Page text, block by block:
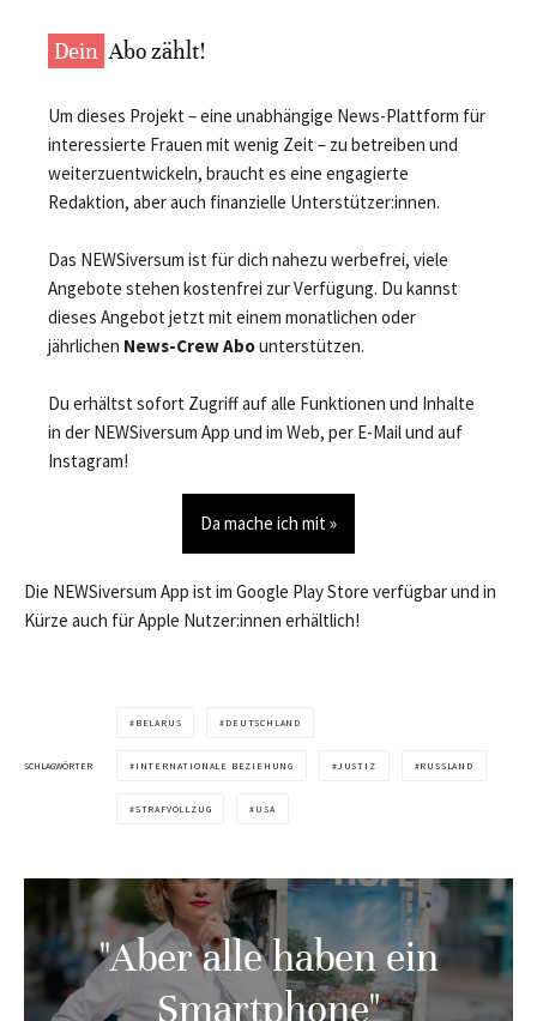
Dein Abo zählt!
Um dieses Projekt – eine unabhängige News-Plattform für
interessierte Frauen mit wenig Zeit – zu betreiben und
weiterzuentwickeln, braucht es eine engagierte
Redaktion, aber auch finanzielle Unterstützer:innen.
Das NEWSiversum ist für dich nahezu werbefrei, viele
Angebote stehen kostenfrei zur Verfügung. Du kannst
dieses Angebot jetzt mit einem monatlichen oder
jährlichen News-Crew Abounterstützen.
Du erhältst sofort Zugriff auf alle Funktionen und Inhalte
in der NEWSiversum App und im Web, per E-Mail und auf
Instagram!
Da mache ich mit »
Die NEWSiversum App ist im Google Play Store verfügbar und in
Kürze auch für Apple Nutzer:innen erhältlich!
SCHLAGWÖRTER
BELARUS DEUTSCHLAND
INTERNATIONALE BEZIEHUNG JUSTIZ RUSSLAND
STRAFVOLLZUG USA
"Aber alle haben ein
Smartphone"